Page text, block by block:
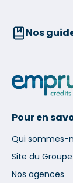
Nos
Pour en
Qui sommes-
Site du Groupe
Nos agences